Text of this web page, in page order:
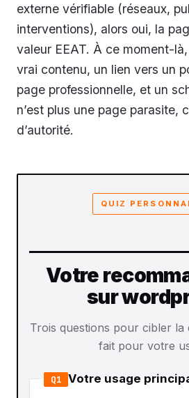
externe vérifiable (réseaux,
interventions), alors oui, la
valeur EEAT. À ce moment-
vrai contenu, un lien vers un
page professionnelle, et un
n’est plus une page parasite,
d’autorité.
QUIZ
Votre
sur
Trois questions pour cibler
fait pour votre
Q1 Votre usage